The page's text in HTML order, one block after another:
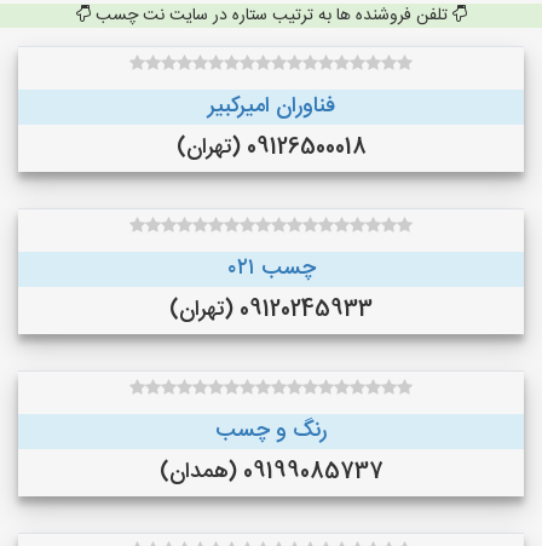
تلفن فروشنده ها به ترتیب ستاره در سایت نت چسب
فناوران امیرکبیر
09126500018 (تهران)
چسب ۰۲۱
09120245933 (تهران)
رنگ و چسب
09199085737 (همدان)